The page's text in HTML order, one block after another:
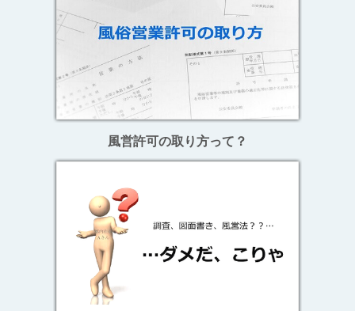
風営許可の取り方って？